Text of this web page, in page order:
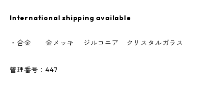
International shipping available
・合金 金メッキ ジルコニア クリスタルガラス
管理番号：447